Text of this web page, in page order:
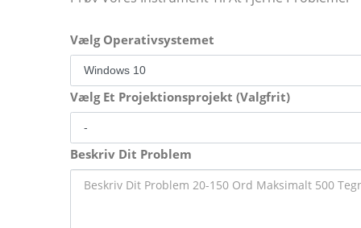
Vælg Operativsystemet
Vælg Et Projektionsprojekt (Valgfrit)
Beskriv Dit Problem